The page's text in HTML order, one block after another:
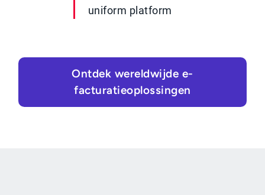
uniform platform
Ontdek wereldwijde e-
facturatieoplossingen